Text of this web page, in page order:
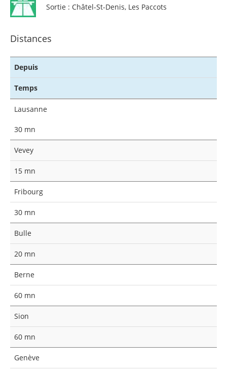
Sortie : Châtel-St-Denis, Les Paccots
Distances
Depuis
Temps
Lausanne
30 mn
Vevey
15 mn
Fribourg
30 mn
Bulle
20 mn
Berne
60 mn
Sion
60 mn
Genève